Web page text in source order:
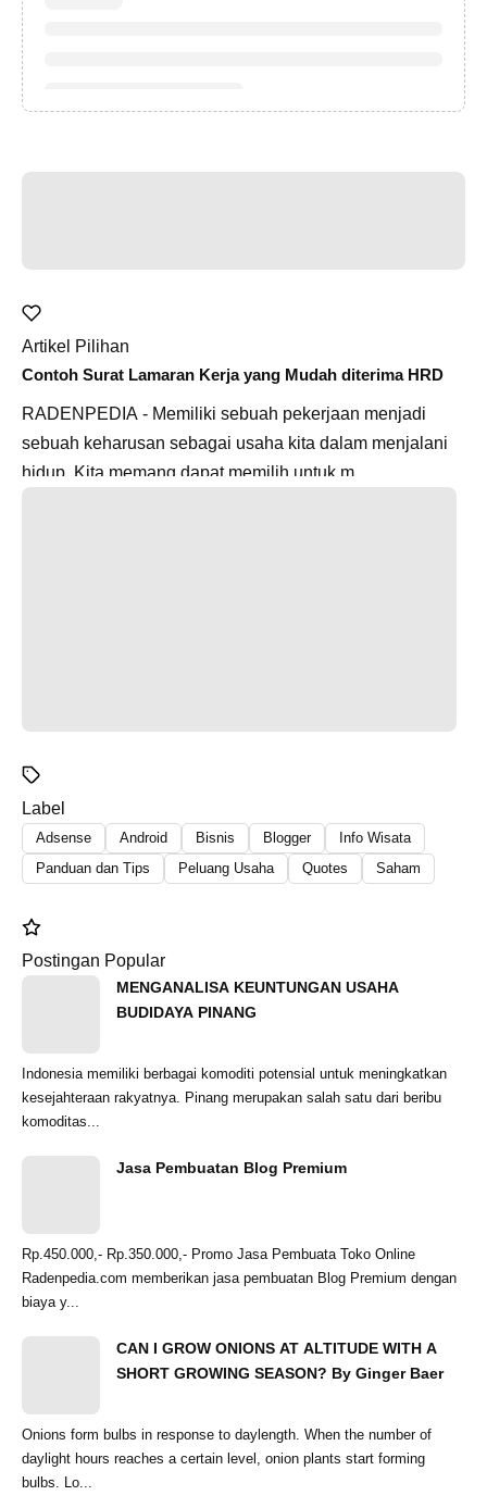
Artikel Pilihan
Contoh Surat Lamaran Kerja yang Mudah diterima HRD
RADENPEDIA - Memiliki sebuah pekerjaan menjadi
sebuah keharusan sebagai usaha kita dalam menjalani
hidup. Kita memang dapat memilih untuk m...
Label
Adsense Android Bisnis Blogger
Info Wisata
Panduan dan Tips
Peluang Usaha Quotes Saham
Postingan Popular
MENGANALISA KEUNTUNGAN USAHA
BUDIDAYA PINANG
Indonesia memiliki berbagai komoditi potensial untuk meningkatkan
kesejahteraan rakyatnya. Pinang merupakan salah satu dari beribu
komoditas...
Jasa Pembuatan Blog Premium
Rp.450.000,- Rp.350.000,- Promo Jasa Pembuata Toko Online
Radenpedia.com memberikan jasa pembuatan Blog Premium dengan
biaya y...
CAN I GROW ONIONS AT ALTITUDE WITH A
SHORT GROWING SEASON? By Ginger Baer
Onions form bulbs in response to daylength. When the number of
daylight hours reaches a certain level, onion plants start forming
bulbs. Lo...